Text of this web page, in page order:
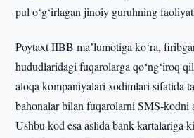
pul o‘g‘irlagan jinoiy guruhning
Poytaxt IIBB maʼlumotiga ko‘ra,
hududlaridagi fuqarolarga qo‘ng‘iroq
aloqa kompaniyalari xodimlari sifatida
bahonalar bilan fuqarolarni SMS-kodni
Ushbu kod esa aslida bank kartalariga